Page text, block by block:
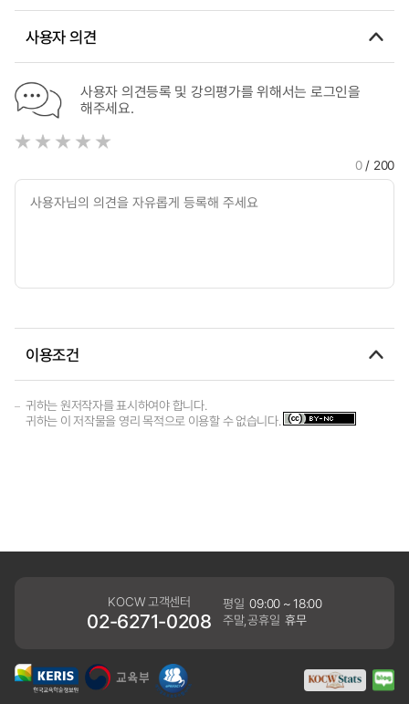
Users’ Continuous Viewing Intention and Purchase
Intention: Focusing on the Role of Psychological
Reactance
사용자 의견
사용자 의견등록 및 강의평가를 위해서는 로그인을
해주세요.
0/ 200
이용조건
귀하는 원저작자를 표시하여야 합니다.
귀하는 이 저작물을 영리 목적으로 이용할 수 없습니다.
KOCW 고객센터
02-6271-0208
평일 09:00 ~ 18:00
주말,공휴일 휴무